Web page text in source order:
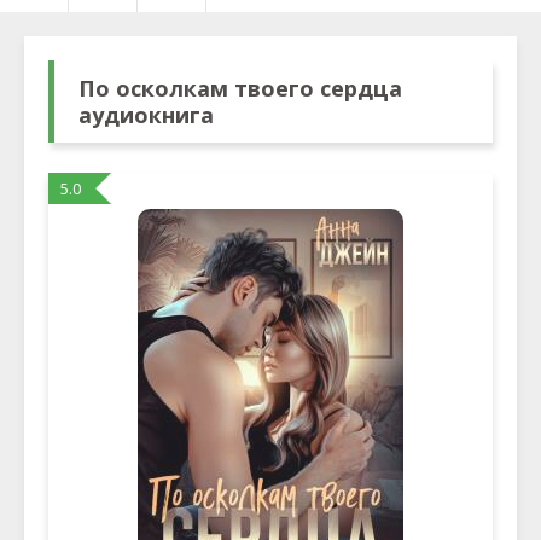
По осколкам твоего сердца
аудиокнига
5.0